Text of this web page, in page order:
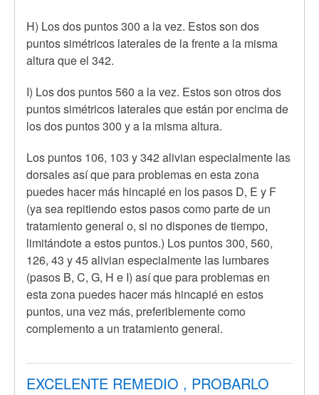
H) Los dos puntos 300 a la vez. Estos son dos
puntos simétricos laterales de la frente a la misma
altura que el 342.
I) Los dos puntos 560 a la vez. Estos son otros dos
puntos simétricos laterales que están por encima de
los dos puntos 300 y a la misma altura.
Los puntos 106, 103 y 342 alivian especialmente las
dorsales así que para problemas en esta zona
puedes hacer más hincapié en los pasos D, E y F
(ya sea repitiendo estos pasos como parte de un
tratamiento general o, si no dispones de tiempo,
limitándote a estos puntos.) Los puntos 300, 560,
126, 43 y 45 alivian especialmente las lumbares
(pasos B, C, G, H e I) así que para problemas en
esta zona puedes hacer más hincapié en estos
puntos, una vez más, preferiblemente como
complemento a un tratamiento general.
EXCELENTE REMEDIO , PROBARLO